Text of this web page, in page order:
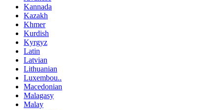
Kannada
Kazakh
Khmer
Kurdish
Kyrgyz
Latin
Latvian
Lithuanian
Luxembou..
Macedonian
Malagasy
Malay